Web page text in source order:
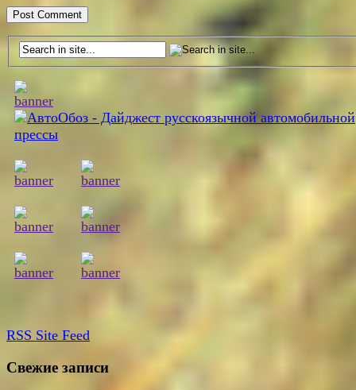
RSS Site Feed
Свежие записи